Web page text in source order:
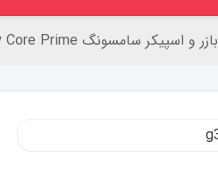
بازر و اسپیکر سامسونگ g360 / Galaxy Core Prime